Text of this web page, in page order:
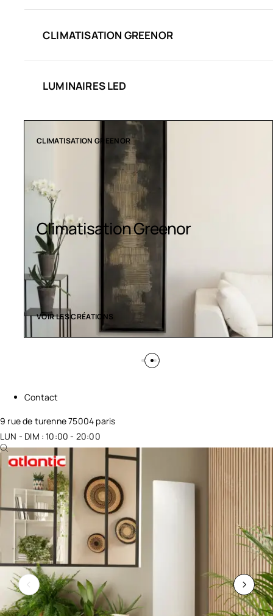
CLIMATISATION GREENOR
LUMINAIRES LED
COLLECTION LT
Luminaires LED
VOIR LES CRÉATIONS
Contact
9 rue de turenne 75004 paris
LUN - DIM : 10:00 - 20:00